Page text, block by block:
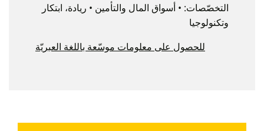
التخصّصات: • أسواق المال والتأمين • ريادة، ابتكار
وتكنولوجيا
للحصول على معلومات موسّعة باللغة العبريّة